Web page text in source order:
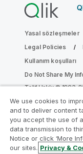
Yasal sözleşmeler
Legal Policies
Kullanım koşulları
Do Not Share My
Telif Hakkı © 1993-
Analiz
Analiz
We use cookies to
and to deliver content
you accept the use of
data transmission to
Notice or click ‘More
our sites. Privacy &